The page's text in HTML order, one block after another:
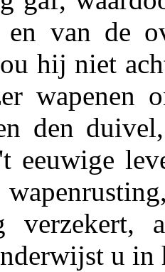
en van de
hij niet
wapenen
den
eeuwige
u in